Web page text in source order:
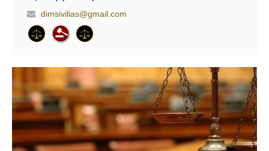
δίκαιο, Οικογενειακό δίκαιο, Ποινικό δίκαιο, Εμπορικό δίκαιο
dimsivilias@gmail.com